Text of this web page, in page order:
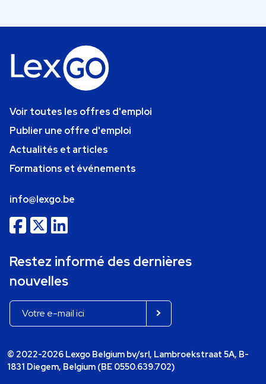
Voir toutes les offres d'emploi
Publier une offre d'emploi
Actualités et articles
Formations et événements
info@lexgo.be
Restez informé des dernières
nouvelles
© 2022-2026 Lexgo Belgium bv/srl, Lambroekstraat 5A, B-
1831 Diegem, Belgium (BE 0550.639.702)